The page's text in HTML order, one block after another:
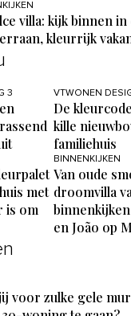
villa: kijk binnen in
kleurrijk
3 VTWONEN
De
kille
familiehuis
met
is om
BINNENKIJKEN
Van oude
droomvilla
en João op
voor zulke gele